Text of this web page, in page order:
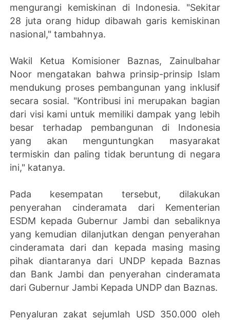
mengurangi kemiskinan di Indonesia. "Sekitar
28 juta orang hidup dibawah garis kemiskinan
nasional," tambahnya.
Wakil Ketua Komisioner Baznas, Zainulbahar
Noor mengatakan bahwa prinsip-prinsip Islam
mendukung proses pembangunan yang inklusif
secara sosial. "Kontribusi ini merupakan bagian
dari visi kami untuk memiliki dampak yang lebih
besar terhadap pembangunan di Indonesia
yang akan menguntungkan masyarakat
termiskin dan paling tidak beruntung di negara
ini," katanya.
Pada kesempatan tersebut, dilakukan
penyerahan cinderamata dari Kementerian
ESDM kepada Gubernur Jambi dan sebaliknya
yang kemudian dilanjutkan dengan penyerahan
cinderamata dari dan kepada masing masing
pihak diantaranya dari UNDP kepada Baznas
dan Bank Jambi dan penyerahan cinderamata
dari Gubernur Jambi Kepada UNDP dan Baznas.
Penyaluran zakat sejumlah USD 350.000 oleh